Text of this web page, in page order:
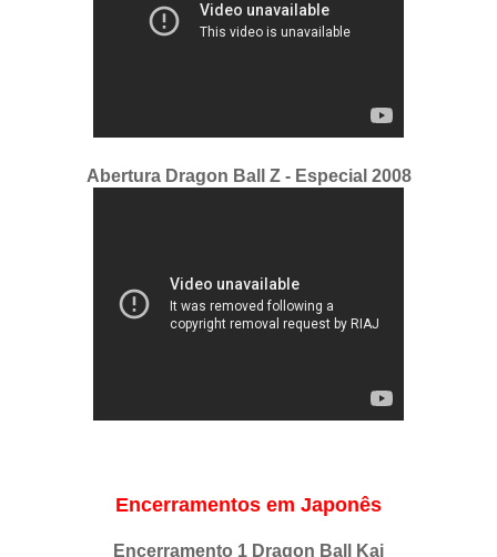
Abertura Dragon Ball Z - Especial 2008
Encerramentos em Japonês
Encerramento 1 Dragon Ball Kai